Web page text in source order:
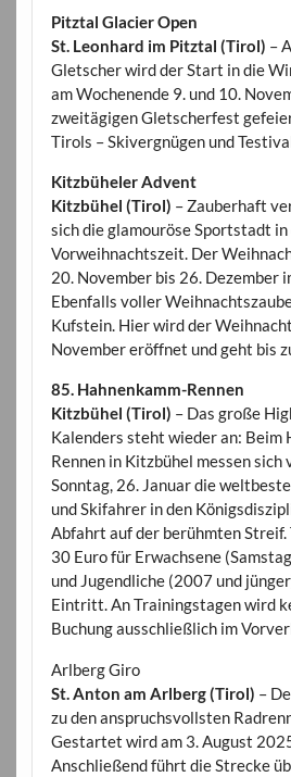
Pitztal Glacier Open
St. Leonhard im Pitztal (Tirol) –
Gletscher wird der Start in die
am Wochenende 9. und 10.
zweitägigen Gletscherfest
Tirols – Skivergnügen und
Kitzbüheler Advent
Kitzbühel (Tirol) – Zauberhaft
sich die glamouröse Sportstadt in
Vorweihnachtszeit. Der
20. November bis 26. Dezember
Ebenfalls voller
Kufstein. Hier wird der
November eröffnet und geht bis
85. Hahnenkamm-Rennen
Kitzbühel (Tirol) – Das große
Kalenders steht wieder an: Beim
Rennen in Kitzbühel messen sich
Sonntag, 26. Januar die
und Skifahrer in den
Abfahrt auf der berühmten
30 Euro für Erwachsene
und Jugendliche (2007 und
Eintritt. An Trainingstagen wird
Buchung ausschließlich im
Arlberg Giro
St. Anton am Arlberg (Tirol) –
zu den anspruchsvollsten
Gestartet wird am 3. August
Anschließend führt die Strecke